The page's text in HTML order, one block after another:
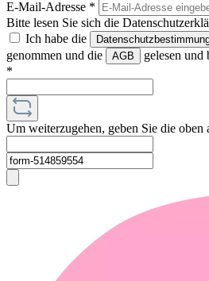
E-Mail-Adresse *
Bitte lesen Sie sich die
Ich habe die
genommen und die
AGB
gelesen und
*
Um weiterzugehen, geben Sie die oben